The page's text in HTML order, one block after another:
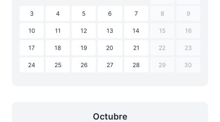
3 4 5 6 7 8 9
10 11 12 13 14 15 16
17 18 19 20 21 22 23
24 25 26 27 28 29 30
Octubre